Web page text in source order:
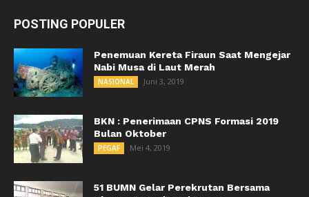
POSTING POPULER
Penemuan Kereta Firaun Saat Mengejar
Nabi Musa di Laut Merah
NASIONAL Juni 3, 2019
BKN : Penerimaan CPNS Formasi 2019
Bulan Oktober
PEGAF Mei 4, 2019
51 BUMN Gelar Perekrutan Bersama